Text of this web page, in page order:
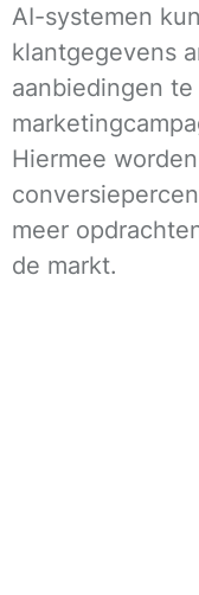
AI-systemen
klantgegevens
aanbiedingen
Hiermee
meer
de markt.